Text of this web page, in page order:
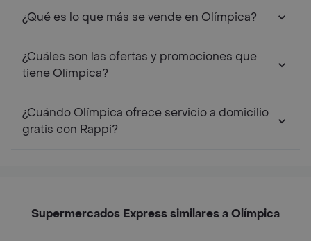
¿Qué es lo que más se vende en Olímpica?
¿Cuáles son las ofertas y promociones que
tiene Olímpica?
¿Cuándo Olímpica ofrece servicio a domicilio
gratis con Rappi?
Supermercados Express similares a Olímpica